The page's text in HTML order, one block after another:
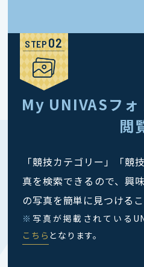
STEP
My UNIVASフォ
閲
「競技カテゴリー」「競
真を検索できるので、興
の写真を簡単に見つけるこ
※ 写真が掲載されている
こちら となります。